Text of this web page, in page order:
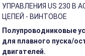
УПРАВЛЕНИЯ US 230 В
ЦЕПЕЙ - ВИНТОВОЕ
Полупроводниковые
для плавного пуска/
двигателей.